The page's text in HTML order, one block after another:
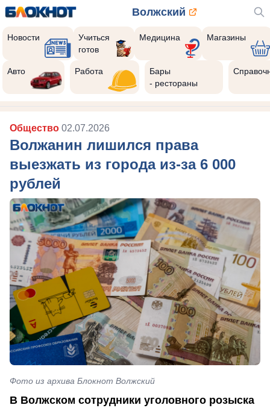
Волжский
Новости
Учиться
готов
Медицина Магазины
Авто Работа
Бары
- рестораны
Общество 02.07.2026
Волжанин лишился права
выезжать из города из-за 6 000
рублей
Фото из архива Блокнот Волжский
В Волжском сотрудники уголовного розыска